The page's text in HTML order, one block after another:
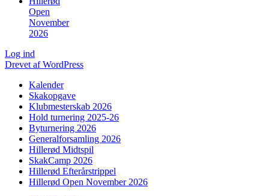
Open
November
2026
Log ind
Drevet af WordPress
Kalender
Skakopgave
Klubmesterskab 2026
Hold turnering 2025-26
Byturnering 2026
Generalforsamling 2026
Hillerød Midtspil
SkakCamp 2026
Hillerød Efterårstrippel
Hillerød Open November 2026